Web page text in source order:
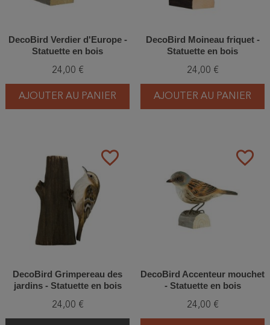
DecoBird Verdier d'Europe -
Statuette en bois
24,00 €
AJOUTER AU PANIER
DecoBird Moineau friquet -
Statuette en bois
24,00 €
AJOUTER AU PANIER
favorite_border
DecoBird Grimpereau des
jardins - Statuette en bois
24,00 €
favorite_border
DecoBird Accenteur mouchet
- Statuette en bois
24,00 €